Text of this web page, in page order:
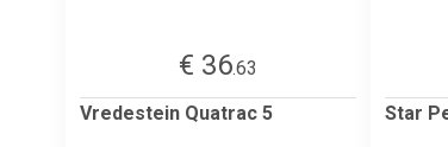
€ 36.63
Vredestein Quatrac 5
Star